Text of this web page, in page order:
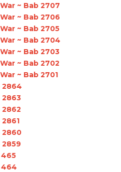
~ Bab 2707
~ Bab 2706
~ Bab 2705
~ Bab 2704
~ Bab 2703
~ Bab 2702
~ Bab 2701
2864
2863
2862
2860
2859
465
464